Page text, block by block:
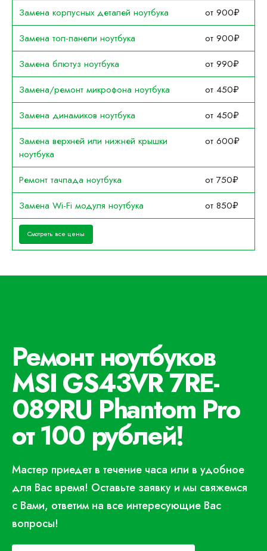
Замена корпусных деталей ноутбука
от 900₽
Замена топ-панели ноутбука
от 900₽
Замена блютуз ноутбука
от 990₽
Замена/ремонт микрофона ноутбука
от 450₽
Замена динамиков ноутбука
от 450₽
Замена верхней или нижней крышки
ноутбука
от 600₽
Ремонт тачпада ноутбука
от 750₽
Замена Wi-Fi модуля ноутбука
от 850₽
Смотреть все цены
Ремонт ноутбуков
MSI GS43VR 7RE-
089RU Phantom Pro
от 100 рублей!
Мастер приедет в течение часа или в удобное
для Вас время! Оставьте заявку и мы свяжемся
с Вами, ответим на все интересующие Вас
вопросы!